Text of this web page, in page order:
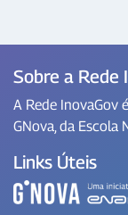
Sobre a Rede
A Rede InovaGov
GNova, da Escola
Links Úteis